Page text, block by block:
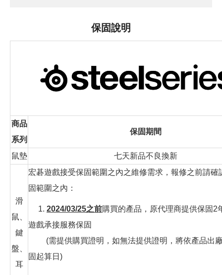
保固說明
商品
系列
保固期間
鼠墊 七天新品不良換新
滑
鼠、
鍵
盤、
耳
宏碁遊戲接受保固範圍之內之維修需求，報修之前請確
固範圍之內：
1. 2024/03/25之前購買的產品，原代理商提供保固2
遊戲承接服務保固
(需提供購買證明，如無法提供證明，將依產品出
固起算日)